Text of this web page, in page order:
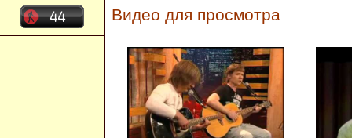
Видео для просмотра